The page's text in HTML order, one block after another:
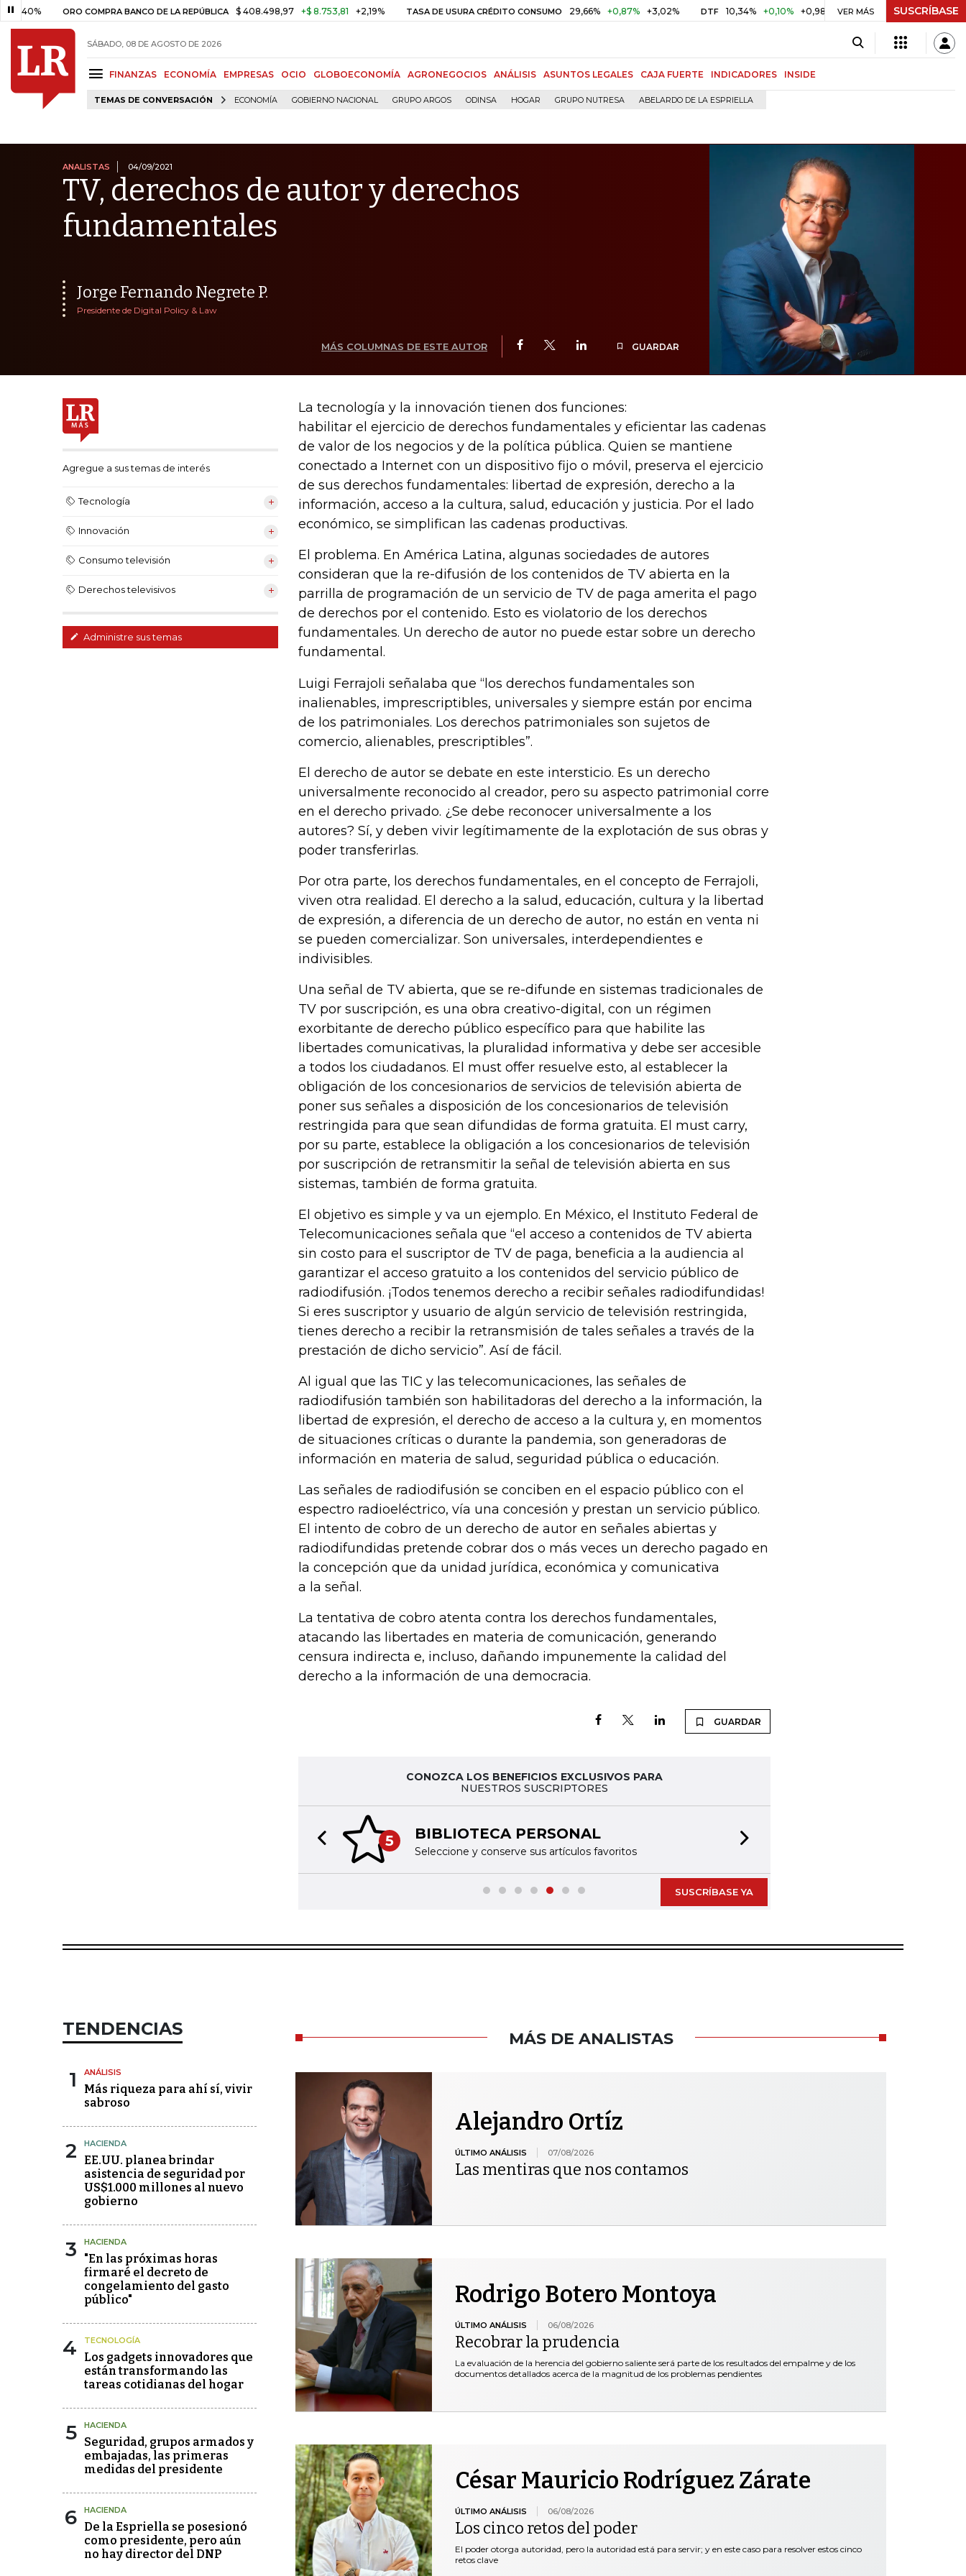
ORO COMPRA BANCO DE LA REPÚBLICA $ 408.498,97 +$ 8.753,81 +2,19% TASA DE USURA CRÉDITO CONSUMO 29,66% +0,87% +3,02% DTF 10,34% +0,10% +0,98% UVR $ 416,96 +$ 0,05 +0,01%
VER MÁS SUSCRÍBASE
SÁBADO, 08 DE AGOSTO DE 2026
FINANZAS ECONOMÍA EMPRESAS OCIO GLOBOECONOMÍA AGRONEGOCIOS ANÁLISIS ASUNTOS LEGALES CAJA FUERTE INDICADORES INSIDE
TEMAS DE CONVERSACIÓN ECONOMÍA GOBIERNO NACIONAL GRUPO ARGOS ODINSA HOGAR GRUPO NUTRESA ABELARDO DE LA ESPRIELLA
ANALISTAS 04/09/2021
TV, derechos de autor y derechos
fundamentales
Jorge Fernando Negrete P.
Presidente de Digital Policy & Law
MÁS COLUMNAS DE ESTE AUTOR GUARDAR
Agregue a sus temas de interés
Tecnología
Innovación
Consumo televisión
Derechos televisivos
Administre sus temas
La tecnología y la innovación tienen dos funciones:
habilitar el ejercicio de derechos fundamentales y eficientar las cadenas
de valor de los negocios y de la política pública. Quien se mantiene
conectado a Internet con un dispositivo fijo o móvil, preserva el ejercicio
de sus derechos fundamentales: libertad de expresión, derecho a la
información, acceso a la cultura, salud, educación y justicia. Por el lado
económico, se simplifican las cadenas productivas.
El problema. En América Latina, algunas sociedades de autores
consideran que la re-difusión de los contenidos de TV abierta en la
parrilla de programación de un servicio de TV de paga amerita el pago
de derechos por el contenido. Esto es violatorio de los derechos
fundamentales. Un derecho de autor no puede estar sobre un derecho
fundamental.
Luigi Ferrajoli señalaba que “los derechos fundamentales son
inalienables, imprescriptibles, universales y siempre están por encima
de los patrimoniales. Los derechos patrimoniales son sujetos de
comercio, alienables, prescriptibles”.
El derecho de autor se debate en este intersticio. Es un derecho
universalmente reconocido al creador, pero su aspecto patrimonial corre
en el derecho privado. ¿Se debe reconocer universalmente a los
autores? Sí, y deben vivir legítimamente de la explotación de sus obras y
poder transferirlas.
Por otra parte, los derechos fundamentales, en el concepto de Ferrajoli,
viven otra realidad. El derecho a la salud, educación, cultura y la libertad
de expresión, a diferencia de un derecho de autor, no están en venta ni
se pueden comercializar. Son universales, interdependientes e
indivisibles.
Una señal de TV abierta, que se re-difunde en sistemas tradicionales de
TV por suscripción, es una obra creativo-digital, con un régimen
exorbitante de derecho público específico para que habilite las
libertades comunicativas, la pluralidad informativa y debe ser accesible
a todos los ciudadanos. El must offer resuelve esto, al establecer la
obligación de los concesionarios de servicios de televisión abierta de
poner sus señales a disposición de los concesionarios de televisión
restringida para que sean difundidas de forma gratuita. El must carry,
por su parte, establece la obligación a los concesionarios de televisión
por suscripción de retransmitir la señal de televisión abierta en sus
sistemas, también de forma gratuita.
El objetivo es simple y va un ejemplo. En México, el Instituto Federal de
Telecomunicaciones señala que “el acceso a contenidos de TV abierta
sin costo para el suscriptor de TV de paga, beneficia a la audiencia al
garantizar el acceso gratuito a los contenidos del servicio público de
radiodifusión. ¡Todos tenemos derecho a recibir señales radiodifundidas!
Si eres suscriptor y usuario de algún servicio de televisión restringida,
tienes derecho a recibir la retransmisión de tales señales a través de la
prestación de dicho servicio”. Así de fácil.
Al igual que las TIC y las telecomunicaciones, las señales de
radiodifusión también son habilitadoras del derecho a la información, la
libertad de expresión, el derecho de acceso a la cultura y, en momentos
de situaciones críticas o durante la pandemia, son generadoras de
información en materia de salud, seguridad pública o educación.
Las señales de radiodifusión se conciben en el espacio público con el
espectro radioeléctrico, vía una concesión y prestan un servicio público.
El intento de cobro de un derecho de autor en señales abiertas y
radiodifundidas pretende cobrar dos o más veces un derecho pagado en
la concepción que da unidad jurídica, económica y comunicativa
a la señal.
La tentativa de cobro atenta contra los derechos fundamentales,
atacando las libertades en materia de comunicación, generando
censura indirecta e, incluso, dañando impunemente la calidad del
derecho a la información de una democracia.
GUARDAR
CONOZCA LOS BENEFICIOS EXCLUSIVOS PARA
NUESTROS SUSCRIPTORES
5 BIBLIOTECA PERSONAL
Seleccione y conserve sus artículos favoritos
Previous slide
SUSCRÍBASE YA
TENDENCIAS
1 ANÁLISIS
Más riqueza para ahí sí, vivir
sabroso
2 HACIENDA
EE.UU. planea brindar
asistencia de seguridad por
US$1.000 millones al nuevo
gobierno
3 HACIENDA
"En las próximas horas
firmaré el decreto de
congelamiento del gasto
público"
4 TECNOLOGÍA
Los gadgets innovadores que
están transformando las
tareas cotidianas del hogar
5 HACIENDA
Seguridad, grupos armados y
embajadas, las primeras
medidas del presidente
6 HACIENDA
De la Espriella se posesionó
como presidente, pero aún
no hay director del DNP
MÁS DE ANALISTAS
Alejandro Ortíz
ÚLTIMO ANÁLISIS 07/08/2026
Las mentiras que nos contamos
Rodrigo Botero Montoya
ÚLTIMO ANÁLISIS 06/08/2026
Recobrar la prudencia
La evaluación de la herencia del gobierno saliente será parte de los resultados del empalme y de los
documentos detallados acerca de la magnitud de los problemas pendientes
César Mauricio Rodríguez Zárate
ÚLTIMO ANÁLISIS 06/08/2026
Los cinco retos del poder
El poder otorga autoridad, pero la autoridad está para servir; y en este caso para resolver estos cinco
retos clave